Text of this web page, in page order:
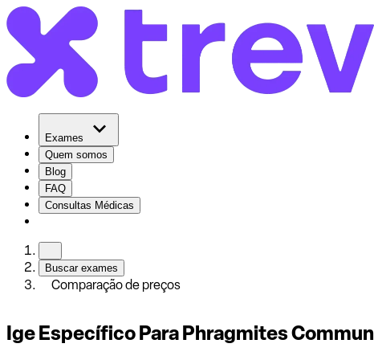
Exames
Quem somos
Blog
FAQ
Consultas Médicas
Buscar exames
Comparação de preços
Ige Específico Para Phragmites